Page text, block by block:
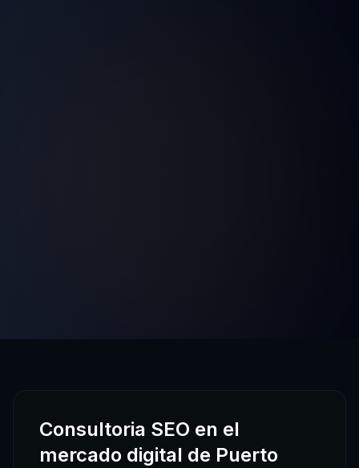
Consultoria SEO en el
mercado digital de Puerto